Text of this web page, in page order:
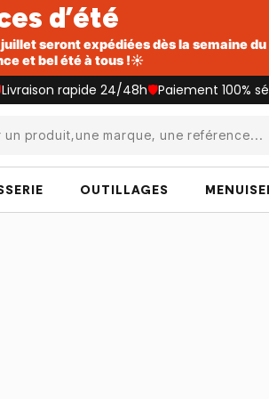
d’été
seront expédiées dès la semaine
et bel été à tous !☀️
Livraison rapide 24/48h🛡️Paiement 100%
un produit,une marque, une reférence...
OUTILLAGES